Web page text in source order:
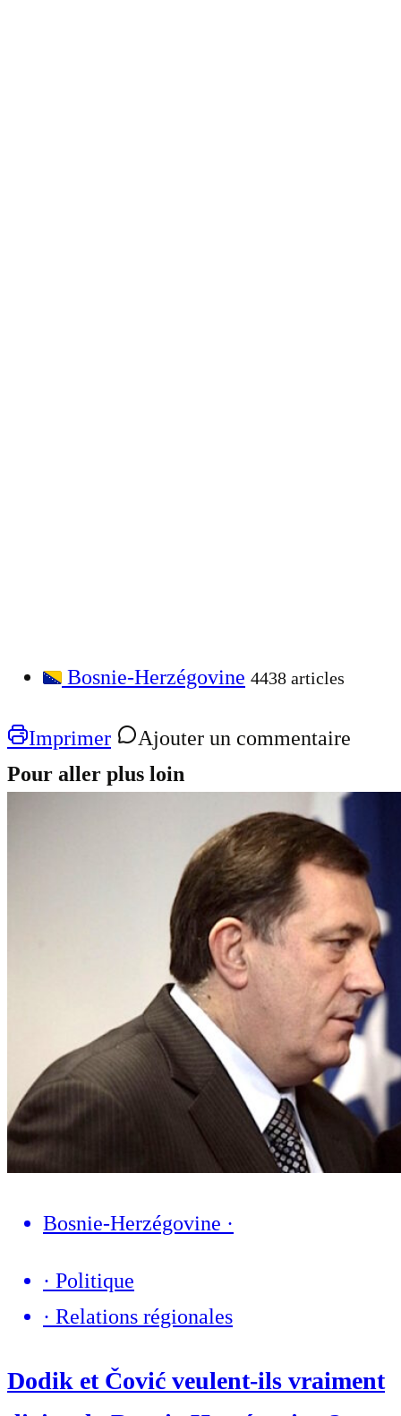
Bosnie-Herzégovine 4438 articles
Imprimer
Ajouter un commentaire
Pour aller plus loin
Bosnie-Herzégovine ·
· Politique
· Relations régionales
Dodik et Čović veulent-ils vraiment